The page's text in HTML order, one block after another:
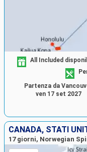
All Included
Partenza da
ven 17 set 2027
CANADA, STATI
17 giorni, Norwegian